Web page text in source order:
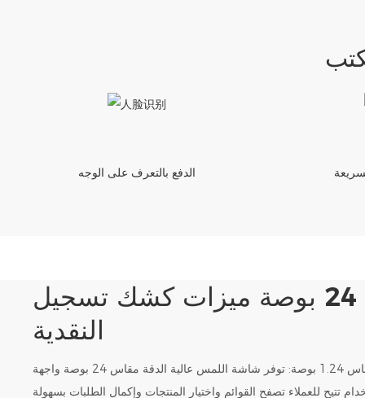
الدفع بالتعرف على الوجه
ميزات كشك تسجيل
شاشة تعمل باللمس مقاس 1.24 بوصة: توفر شاشة اللمس عالية الدقة مقاس 24 بوصة واجهة